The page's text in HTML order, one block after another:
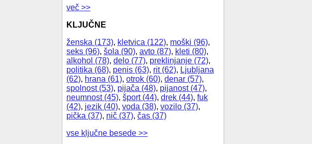
več >>
KLJUČNE
ženska (173), kletvica (122), moški (96),
seks (96), šola (90), avto (87), kleti (80),
alkohol (78), delo (77), preklinjanje (72),
politika (68), penis (63), rit (62), Ljubljana
(62), hrana (61), otrok (60), denar (57),
spolnost (53), pijača (48), pijanost (47),
neumnost (45), šport (44), drek (44), fuk
(42), jezik (40), voda (38), vozilo (37),
pička (37), nič (37), čas (37)
vse ključne besede >>